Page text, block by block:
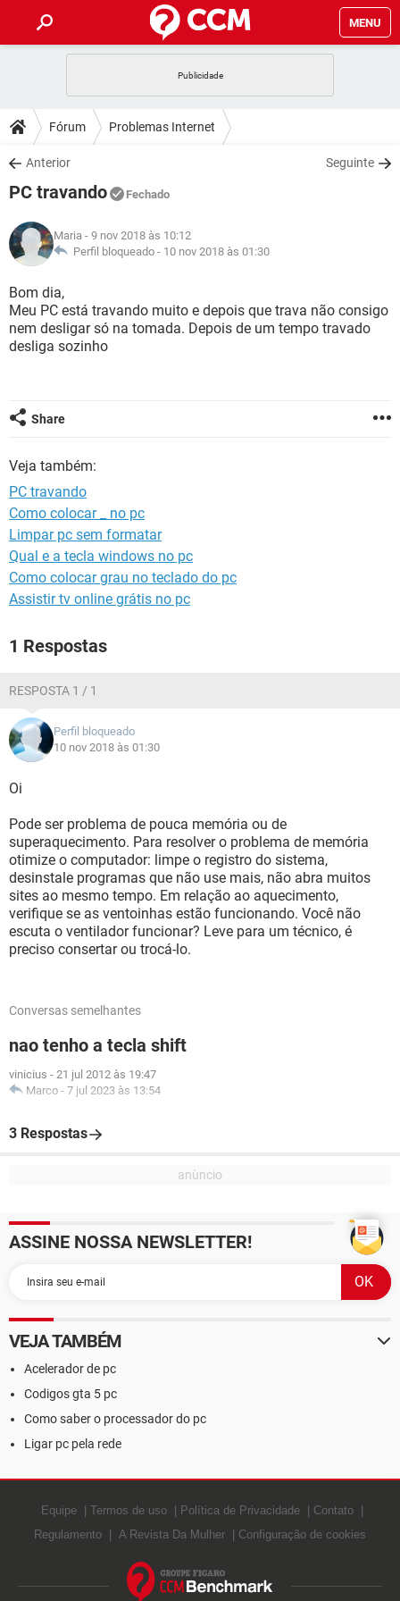
MENU
CELULAR FACEBOOK
OUTLOOK
INSTAGRAM
GUIA DE COMPRAS
DICAS
JOGOS WHATSAPP
INSTAGRAM
GUIA DE COMPRAS
DOWNLOADS
JOGOS
CELULAR
OUTLOOK EXCEL
INSTAGRAM
GUIA DE COMPRAS
JOGOS
CELULAR
OUTLOOK
INSTAGRAM GMAIL
GLOSSÁRIO
JOGOS
CELULAR FACEBOOK
OUTLOOK
GUIA DE COMPRAS
Fórum Problemas Internet
Anterior Seguinte
PC travando Fechado
Maria - 9 nov 2018 às 10:12
Perfil bloqueado - 10 nov 2018 às 01:30
Bom dia,
Meu PC está travando muito e depois que trava não consigo
nem desligar só na tomada. Depois de um tempo travado
desliga sozinho
Share
Veja também:
PC travando
Como colocar _ no pc
Limpar pc sem formatar
Qual e a tecla windows no pc
Como colocar grau no teclado do pc
Assistir tv online grátis no pc
1 Respostas
RESPOSTA 1 / 1
Perfil bloqueado
10 nov 2018 às 01:30
Oi
Pode ser problema de pouca memória ou de
superaquecimento. Para resolver o problema de memória
otimize o computador: limpe o registro do sistema,
desinstale programas que não use mais, não abra muitos
sites ao mesmo tempo. Em relação ao aquecimento,
verifique se as ventoinhas estão funcionando. Você não
escuta o ventilador funcionar? Leve para um técnico, é
preciso consertar ou trocá-lo.
Conversas semelhantes
nao tenho a tecla shift
vinicius - 21 jul 2012 às 19:47
Marco - 7 jul 2023 às 13:54
3 Respostas
ASSINE NOSSA NEWSLETTER!
VEJA TAMBÉM
Acelerador de pc
Codigos gta 5 pc
Como saber o processador do pc
Ligar pc pela rede
Equipe Termos de uso Política de Privacidade
Contato
Regulamento
A Revista Da Mulher Configuração de cookies